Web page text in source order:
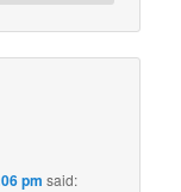
pm said: